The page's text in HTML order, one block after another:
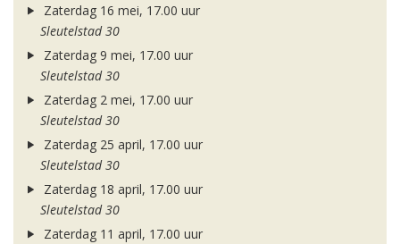
Zaterdag 16 mei, 17.00 uur
Sleutelstad 30
Zaterdag 9 mei, 17.00 uur
Sleutelstad 30
Zaterdag 2 mei, 17.00 uur
Sleutelstad 30
Zaterdag 25 april, 17.00 uur
Sleutelstad 30
Zaterdag 18 april, 17.00 uur
Sleutelstad 30
Zaterdag 11 april, 17.00 uur